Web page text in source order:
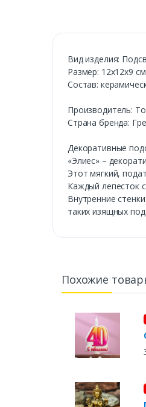
Вид изделия:
Размер: 12х12х9 см
Состав:
Производитель:
Страна бренда:
Декоративные
«Элиес» –
Этот мягкий,
Каждый лепесток
Внутренние
таких изящных
Похожие